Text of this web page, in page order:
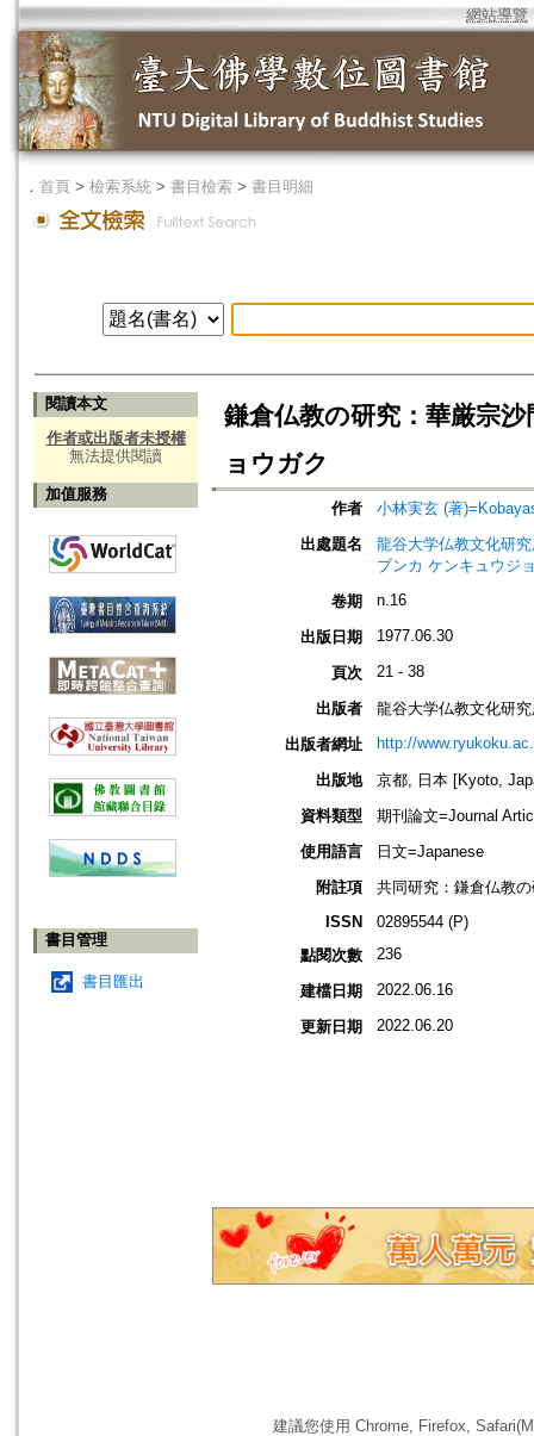
網站導覽
． 首頁 > 檢索系統 > 書目檢索 > 書目明細
閱讀本文
作者或出版者未授權
無法提供閱讀
加值服務
書目管理
書目匯出
鎌倉仏教の研究：華厳宗
ョウガク
作者
小林実玄 (著
出處題名
龍谷大学仏教文化研
ブンカ ケンキュウジ
卷期
n.16
出版日期 1977.06.30
頁次 21 - 38
出版者
龍谷大学仏教文化研
出版者網址
http://
出版地
京都, 日本 [Kyoto,
資料類型
期刊論文=Journal
使用語言
日文=Japanese
附註項
共同研究：鎌倉仏教
ISSN
02895544 (P)
點閱次數
236
建檔日期 2022.06.16
更新日期 2022.06.20
建議您使用 Chrome, Firefox,